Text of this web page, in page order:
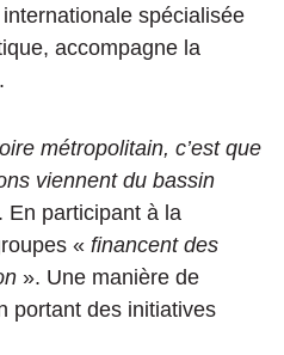
spécialisée
accompagne la
métropolitain, c’est que
viennent du bassin
En participant à la
« financent des
». Une manière de
portant des initiatives